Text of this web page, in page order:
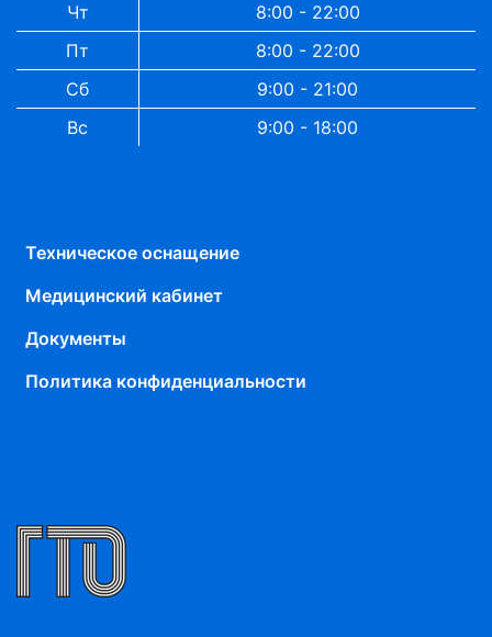
Чт
8:00 - 22:00
Пт
8:00 - 22:00
Сб
9:00 - 21:00
Вс
9:00 - 18:00
Техническое оснащение
Медицинский кабинет
Документы
Политика конфиденциальности